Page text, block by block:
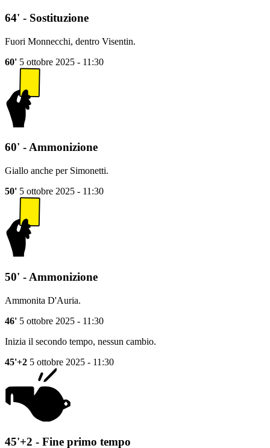
64' - Sostituzione
Fuori Monnecchi, dentro Visentin.
60' 5 ottobre 2025 - 11:30
60' - Ammonizione
Giallo anche per Simonetti.
50' 5 ottobre 2025 - 11:30
50' - Ammonizione
Ammonita D'Auria.
46' 5 ottobre 2025 - 11:30
Inizia il secondo tempo, nessun cambio.
45'+2 5 ottobre 2025 - 11:30
45'+2 - Fine primo tempo